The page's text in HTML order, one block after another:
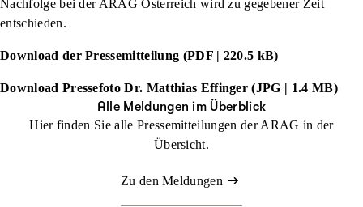
Nachfolge bei der ARAG Österreich wird zu gegebener Zeit
entschieden.
Download der Pressemitteilung (PDF | 220.5 kB)
Download Pressefoto Dr. Matthias Effinger (JPG | 1.4 MB)
Alle Meldungen im Überblick
Hier finden Sie alle Pressemitteilungen der ARAG in der
Übersicht.
Zu den Meldungen